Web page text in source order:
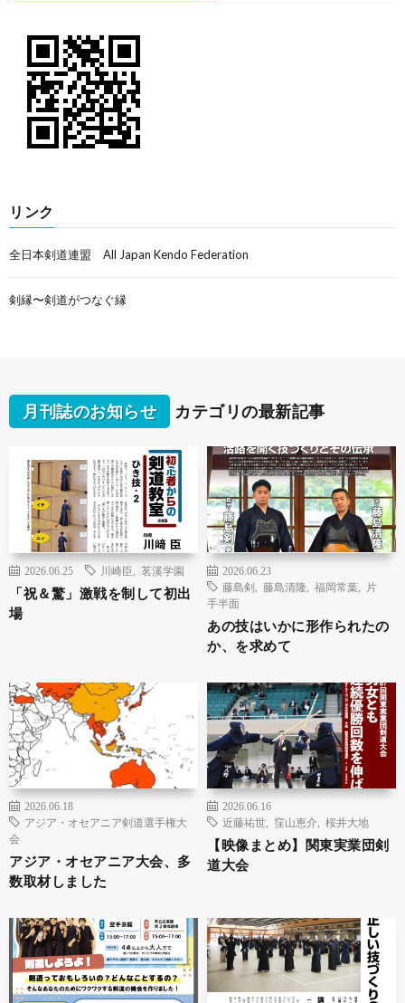
リンク
全日本剣道連盟 All Japan Kendo Federation
剣縁〜剣道がつなぐ縁
月刊誌のお知らせ カテゴリの最新記事
2026.06.25 川崎臣 茗溪学園
「祝＆驚」激戦を制して初出
場
2026.06.23
藤島剣
藤島清隆 福岡常葉
片
手半面
あの技はいかに形作られたの
か、を求めて
2026.06.18
アジア・オセアニア剣道選手権大
会
アジア・オセアニア大会、多
数取材しました
2026.06.16
近藤祐世
窪山恵介 桜井大地
【映像まとめ】関東実業団剣
道大会